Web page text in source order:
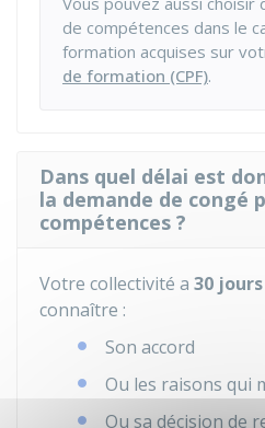
de compétences dans le
formation acquises sur
de formation (CPF).
Dans quel délai est
la demande de congé
compétences ?
Votre collectivité a 30 jours
connaître :
Son accord
Ou les raisons qui
Ou sa décision de